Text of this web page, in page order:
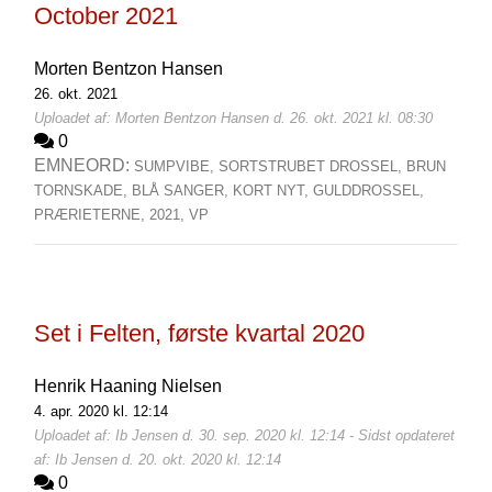
October 2021
Morten Bentzon Hansen
26. okt. 2021
Uploadet af: Morten Bentzon Hansen d. 26. okt. 2021 kl. 08:30
0
EMNEORD: SUMPVIBE, SORTSTRUBET DROSSEL, BRUN
TORNSKADE, BLÅ SANGER, KORT NYT, GULDDROSSEL,
PRÆRIETERNE, 2021, VP
Set i Felten, første kvartal 2020
Henrik Haaning Nielsen
4. apr. 2020 kl. 12:14
Uploadet af: Ib Jensen d. 30. sep. 2020 kl. 12:14 - Sidst opdateret
af: Ib Jensen d. 20. okt. 2020 kl. 12:14
0